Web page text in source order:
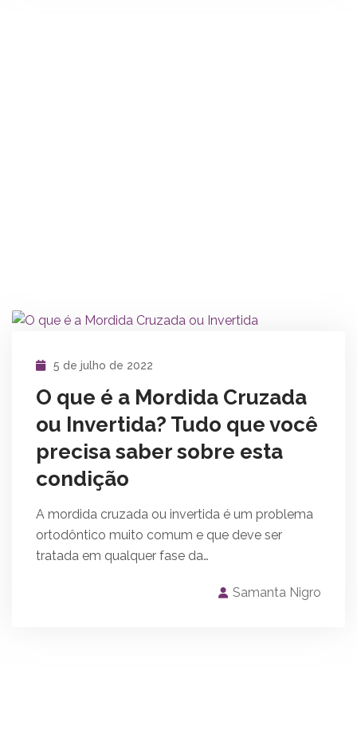
5 de julho de 2022
O que é a Mordida Cruzada
ou Invertida? Tudo que você
precisa saber sobre esta
condição
A mordida cruzada ou invertida é um problema
ortodôntico muito comum e que deve ser
tratada em qualquer fase da…
Samanta Nigro